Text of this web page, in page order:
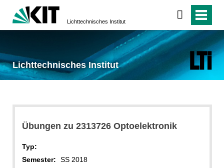
Lichttechnisches Institut
Lichttechnisches Institut
Übungen zu 2313726 Optoelektronik
Typ:
Semester:
SS 2018